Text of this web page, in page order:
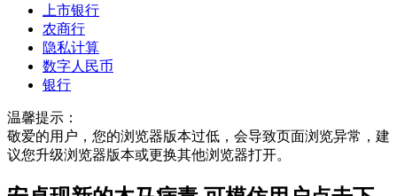
上市银行
农商行
隐私计算
数字人民币
银行
温馨提示：
敬爱的用户，您的浏览器版本过低，会导致页面浏览异常，建
议您升级浏览器版本或更换其他浏览器打开。